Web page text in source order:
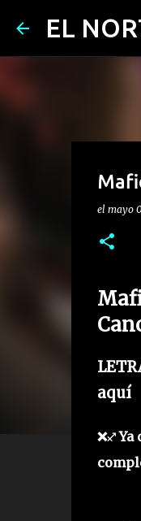
EL
el mayo
aquí
❌♐